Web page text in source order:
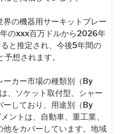
の機器用サーキットブレー
のxxx百万ドルから2026年
と推定され、今後5年間の
想されます。
ーカー市場の種類別（By
、ソケット取付型、シャー
ーしており、用途別（By
トは、自動車、重工業、
他をカバーしています。地域